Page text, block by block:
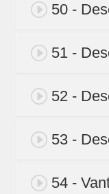
50 -
51 -
52 -
53 -
54 -